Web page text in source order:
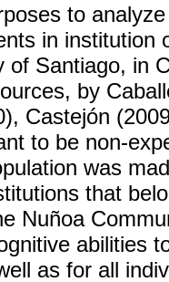
to
in institution
of Santiago, in
by
Castejón
to be non-
was
that
Nuñoa
abilities
as for all